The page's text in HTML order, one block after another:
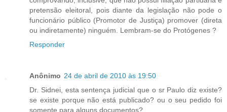
pretensão eleitoral, pois diante da legislação não pode o
funcionário público (Promotor de Justiça) promover (direta
ou indiretamente) ninguém. Lembram-se do Protógenes ?
Responder
Anônimo 24 de abril de 2010 às 19:50
Dr. Sidnei, esta sentença judicial que o sr Paulo diz existe?
se existe porque não está publicado? ou o seu pedido foi
somente para alguns documentos?